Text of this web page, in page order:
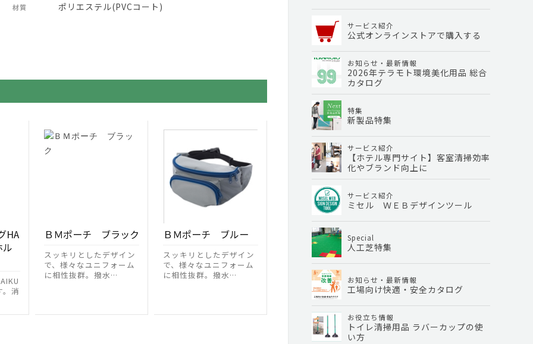
材質 ポリエステル(PVCコート)
HA
。消
ＢＭポーチ ブラック
スッキリとしたデザイン
で、様々なユニフォーム
に相性抜群。撥水…
ＢＭポーチ ブルー
スッキリとしたデザイン
で、様々なユニフォーム
に相性抜群。撥水…
サービス紹介
公式オンラインストアで購入する
お知らせ・最新情報
2026年テラモト環境美化用品 総合
カタログ
特集
新製品特集
サービス紹介
【ホテル専門サイト】客室清掃効率
化やブランド向上に
サービス紹介
ミセル ＷＥＢデザインツール
Special
人工芝特集
お知らせ・最新情報
工場向け快適・安全カタログ
お役立ち情報
トイレ清掃用品 ラバーカップの使
い方